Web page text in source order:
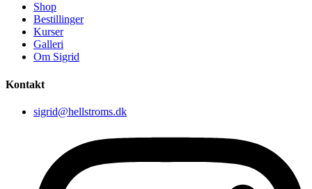
Shop
Bestillinger
Kurser
Galleri
Om Sigrid
Kontakt
sigrid@hellstroms.dk